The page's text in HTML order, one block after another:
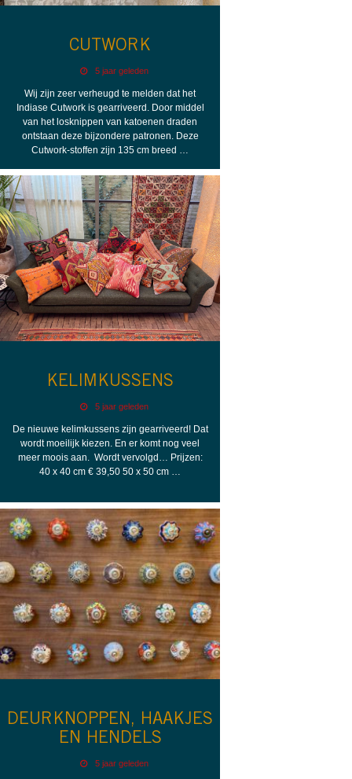
CUTWORK
5 jaar geleden
Wij zijn zeer verheugd te melden dat het
Indiase Cutwork is gearriveerd. Door middel
van het losknippen van katoenen draden
ontstaan deze bijzondere patronen. Deze
Cutwork-stoffen zijn 135 cm breed …
KELIMKUSSENS
5 jaar geleden
De nieuwe kelimkussens zijn gearriveerd! Dat
wordt moeilijk kiezen. En er komt nog veel
meer moois aan. Wordt vervolgd… Prijzen:
40 x 40 cm € 39,50 50 x 50 cm …
DEURKNOPPEN, HAAKJES
EN HENDELS
5 jaar geleden